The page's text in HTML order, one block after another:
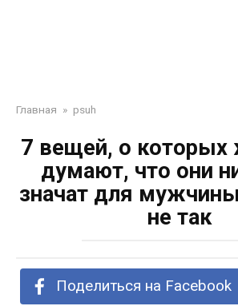
Главная » psuh
7 вещей, о
думают, что они
значат для
не так
Поделиться на Facebook